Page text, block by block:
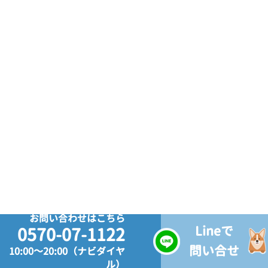
お問い合わせはこちら
0570-07-1122
10:00～20:00（ナビダイヤ
ル）
Lineで
問い合せ